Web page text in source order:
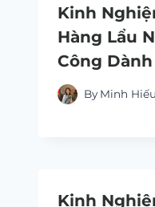
Kinh
Hàng Lẩu
Công
By Minh Hiếu
Kinh